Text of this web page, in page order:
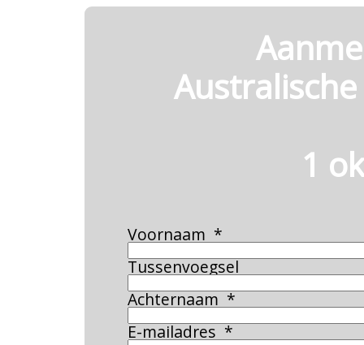
1
Voornaam
Tussenvoegsel
Achternaam
E-mailadres